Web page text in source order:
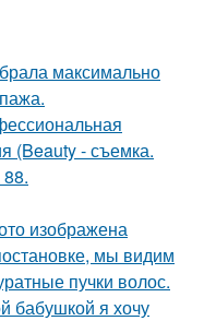
максимально
(Beauty - съемка.
изображена
мы видим
пучки волос.
бабушкой я хочу